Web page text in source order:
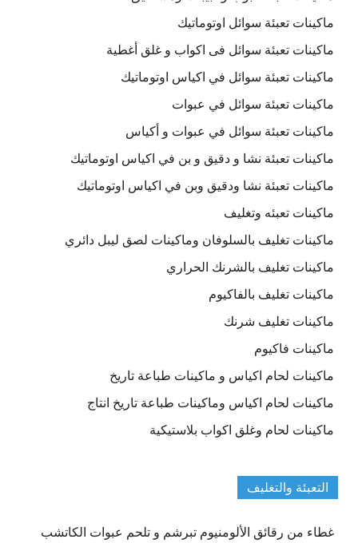
ماكينات تعبئة سوائل اوتوماتيك
ماكينات تعبئة سوائل فى اكواب و غلق أغطية
ماكينات تعبئة سوائل في اكياس اوتوماتيك
ماكينات تعبئة سوائل في عبوات
ماكينات تعبئة سوائل في عبوات و أكياس
ماكينات تعبئة نشا و دقيق و بن في اكياس اوتوماتيك
ماكينات تعبئة نشا ودقيق وبن في اكياس اوتوماتيك
ماكينات تعبئه وتغليف
ماكينات تغليف بالسلوفان وماكينات لصق ليبل دائري
ماكينات تغليف بالشرنك الحراري
ماكينات تغليف بالفاكيوم
ماكينات تغليف شرنك
ماكينات فاكيوم
ماكينات لحام اكياس و ماكينات طباعة تاريخ
ماكينات لحام اكياس وماكينات طباعة تاريخ انتاج
ماكينات لحام وغلق اكواب بلاستيكية
التعبئة والتغليف
غطاء من رقائق الألومنيوم تبرشم و تلحم عبوات الكاتشب